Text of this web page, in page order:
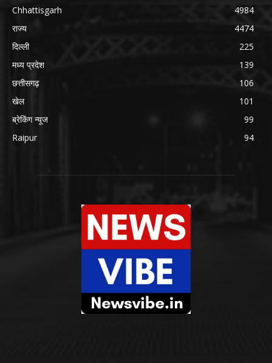
Chhattisgarh
4984
राज्य
4474
दिल्ली
225
मध्य प्रदेश
139
छत्तीसगढ़
106
खेल
101
ब्रेकिंग न्यूज
99
Raipur
94